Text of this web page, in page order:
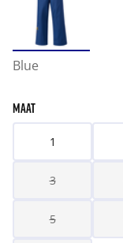
Blue
MAAT
1
3
5